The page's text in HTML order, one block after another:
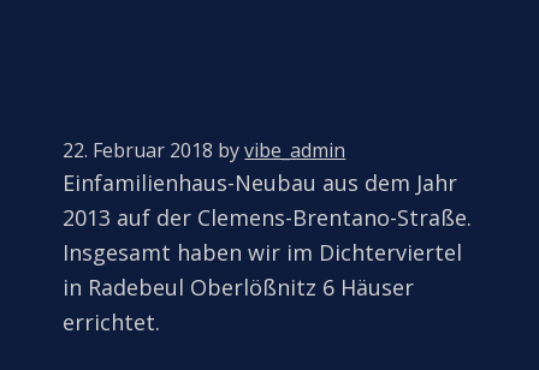
22. Februar 2018 byvibe_admin
Einfamilienhaus-Neubau aus dem Jahr
2013 auf der Clemens-Brentano-Straße.
Insgesamt haben wir im Dichterviertel
in Radebeul Oberlößnitz 6 Häuser
errichtet.